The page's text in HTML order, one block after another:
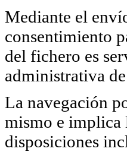
Mediante el
consentimiento
del fichero es
administrativa
La navegación
mismo e implica
disposiciones